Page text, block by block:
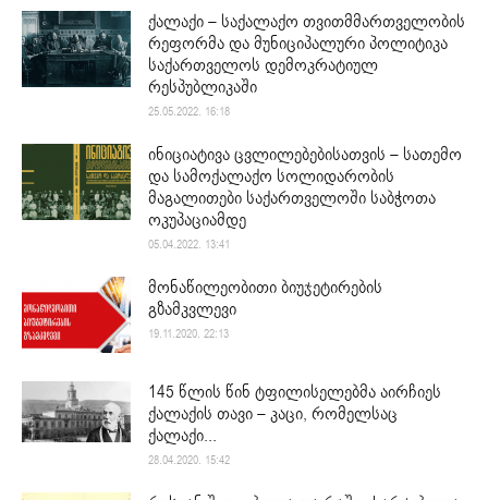
ქალაქი – საქალაქო თვითმმართველობის
რეფორმა და მუნიციპალური პოლიტიკა
საქართველოს დემოკრატიულ
რესპუბლიკაში
25.05.2022. 16:18
ინიციატივა ცვლილებებისათვის – სათემო
და სამოქალაქო სოლიდარობის
მაგალითები საქართველოში საბჭოთა
ოკუპაციამდე
05.04.2022. 13:41
მონაწილეობითი ბიუჯეტირების
გზამკვლევი
19.11.2020. 22:13
145 წლის წინ ტფილისელებმა აირჩიეს
ქალაქის თავი – კაცი, რომელსაც
ქალაქი...
28.04.2020. 15:42